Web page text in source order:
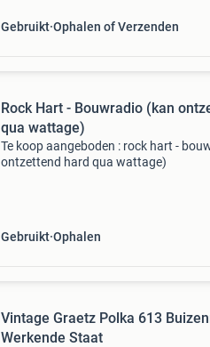
Gebruikt Ophalen of Verzenden
Rock Hart - Bouwradio (kan
qua wattage)
Te koop aangeboden : rock hart -
ontzettend hard qua wattage)
Gebruikt Ophalen
Vintage Graetz Polka 613
Werkende Staat